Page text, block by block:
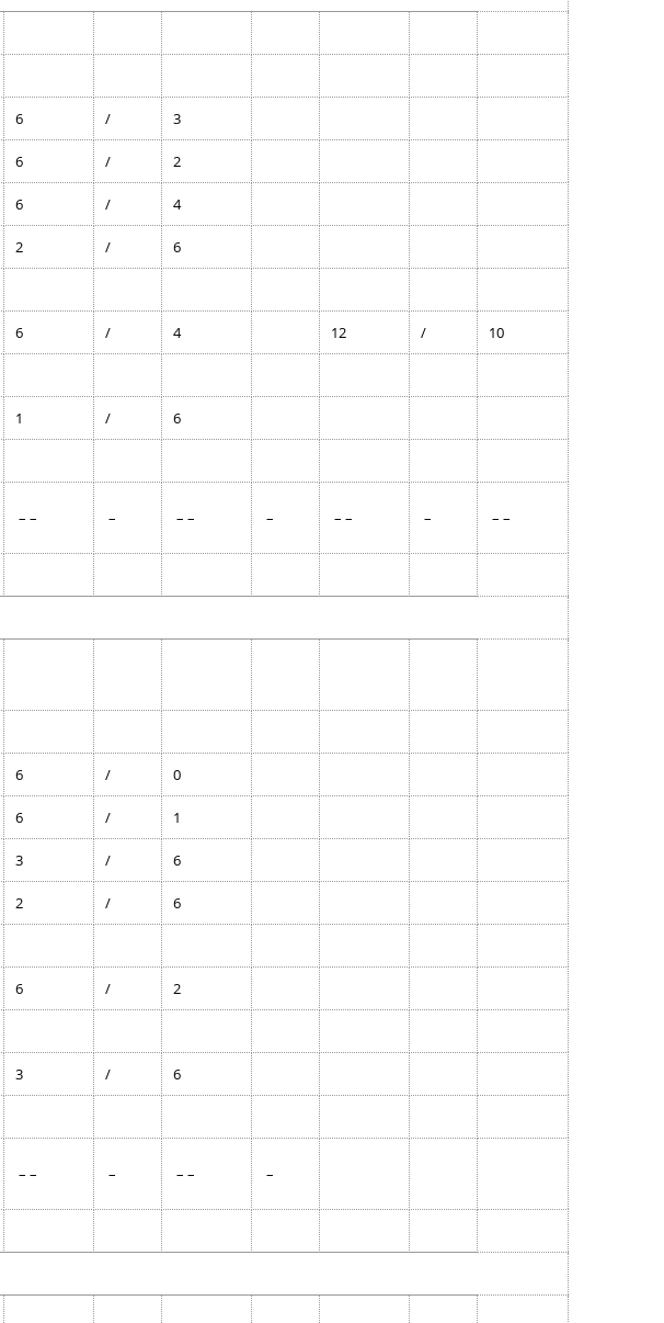
2014
Roky 2001 – 2010
Roky 1991 – 2000
6 / 3
6 / 2
6 / 4
2 / 6
6 / 4 12 / 10
1 / 6
– – – – – – – – – – –
6 / 0
6 / 1
3 / 6
2 / 6
6 / 2
3 / 6
– – – – – –